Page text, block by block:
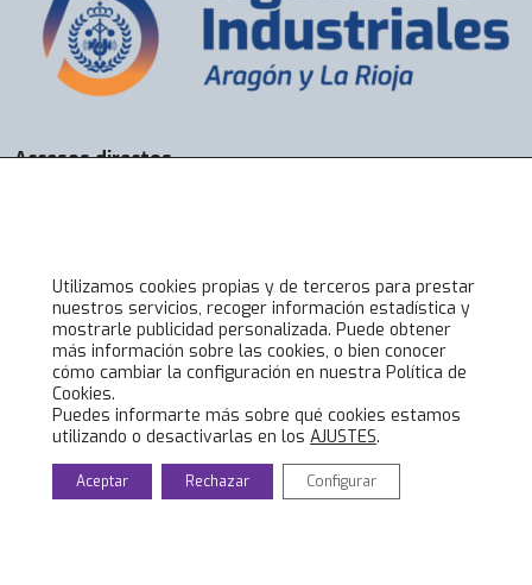
Accesos directos
Alta online
Lo último en COIIAR
Noticias
Jornadas técnicas
Formación Ingenieros Industriales
Eventos culturales
Utilizamos cookies propias y de terceros para prestar
nuestros servicios, recoger información estadística y
mostrarle publicidad personalizada. Puede obtener
más información sobre las cookies, o bien conocer
cómo cambiar la configuración en nuestra Política de
Cookies.
Puedes informarte más sobre qué cookies estamos
utilizando o desactivarlas en los AJUSTES.
Aceptar Rechazar Configurar